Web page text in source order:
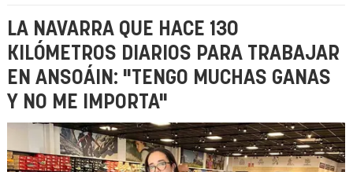
LA NAVARRA QUE HACE 130
KILÓMETROS DIARIOS PARA TRABAJAR
EN ANSOÁIN: "TENGO MUCHAS GANAS
Y NO ME IMPORTA"